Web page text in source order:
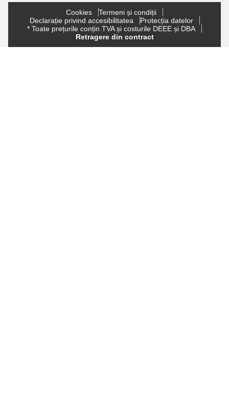
Cookies
Termeni și condiții
Declarație privind accesibilitatea
Protecția datelor
* Toate prețurile conțin TVA și costurile DEEE și DBA
Retragere din contract